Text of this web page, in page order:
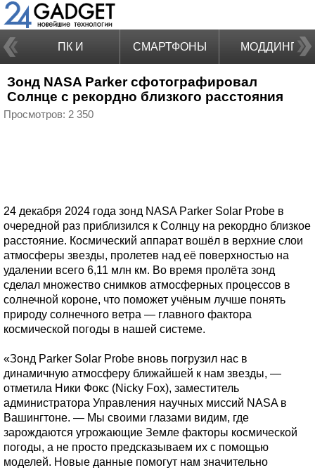
ПК И
НОУТБУКИ
СМАРТФОНЫ МОДДИНГ
Зонд NASA Parker сфотографировал
Солнце с рекордно близкого расстояния
Просмотров: 2 350
24 декабря 2024 года зонд NASA Parker Solar Probe в
очередной раз приблизился к Солнцу на рекордно близкое
расстояние. Космический аппарат вошёл в верхние слои
атмосферы звезды, пролетев над её поверхностью на
удалении всего 6,11 млн км. Во время пролёта зонд
сделал множество снимков атмосферных процессов в
солнечной короне, что поможет учёным лучше понять
природу солнечного ветра — главного фактора
космической погоды в нашей системе.
«Зонд Parker Solar Probe вновь погрузил нас в
динамичную атмосферу ближайшей к нам звезды, —
отметила Ники Фокс (Nicky Fox), заместитель
администратора Управления научных миссий NASA в
Вашингтоне. — Мы своими глазами видим, где
зарождаются угрожающие Земле факторы космической
погоды, а не просто предсказываем их с помощью
моделей. Новые данные помогут нам значительно